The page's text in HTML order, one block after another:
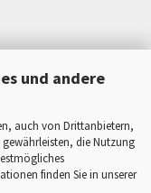
und andere
auch von Drittanbietern,
die Nutzung
finden Sie in unserer